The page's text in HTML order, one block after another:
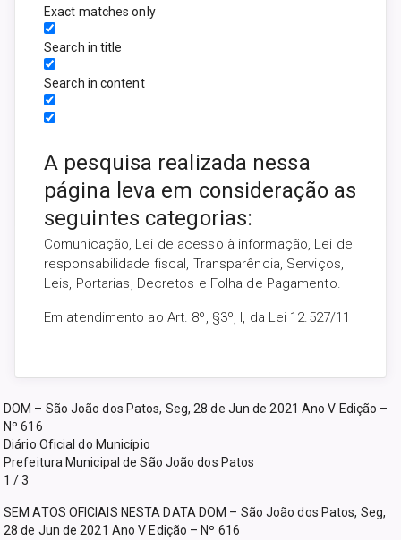
Exact matches only
Search in title
Search in content
A pesquisa realizada nessa
página leva em consideração as
seguintes categorias:
Comunicação, Lei de acesso à informação, Lei de
responsabilidade fiscal, Transparência, Serviços,
Leis, Portarias, Decretos e Folha de Pagamento.
Em atendimento ao Art. 8º, §3º, I, da Lei 12.527/11
DOM – São João dos Patos, Seg, 28 de Jun de 2021 Ano V Edição –
Nº 616
Diário Oficial do Município
Prefeitura Municipal de São João dos Patos
1 / 3
SEM ATOS OFICIAIS NESTA DATA DOM – São João dos Patos, Seg,
28 de Jun de 2021 Ano V Edição – Nº 616